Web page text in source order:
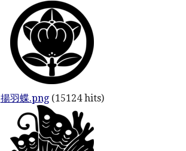
揚羽蝶.png(15124 hits)